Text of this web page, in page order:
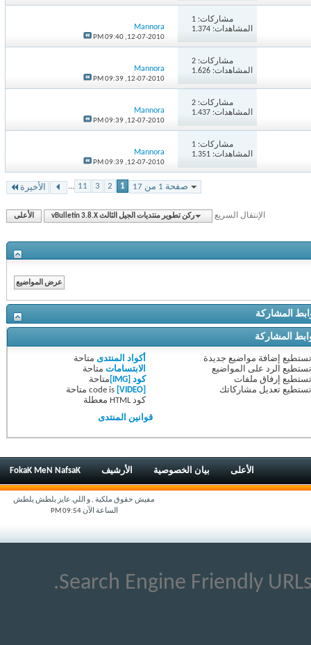
مشاركات:1
المشاهدات: 1.374
Mannora
12-07-2010,
09:40 PM
مشاركات:2
المشاهدات: 1.626
Mannora
12-07-2010,
09:39 PM
مشاركات:2
المشاهدات: 1.437
Mannora
12-07-2010,
09:39 PM
مشاركات:1
المشاهدات: 1.351
Mannora
12-07-2010,
09:39 PM
صفحة 1 من 17 11
... الأخيرة
الإنتقال السريع ركن تطوير منتديات الجيل الثالث vBulletin 3.8.X الأعلى
المشاركة
المشاركة
إضافة مواضيع جديدة
الرد على المواضيع
إرفاق ملفات
تعديل مشاركاتك
أكواد المنتدى متاحة
الابتسامات متاحة
كود [IMG]
متاحة
code is
متاحة
كود HTML
معطلة
قوانين المنتدى
FokaK MeN NafsaK الأرشيف بيان الخصوصية الأعلى
مفيش حقوق ملكية , و اللي عايز يلطش يلطش
الساعة الآن09:54 PM
Search Engine Friendly